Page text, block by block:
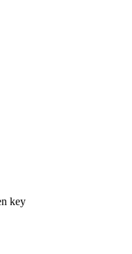
key